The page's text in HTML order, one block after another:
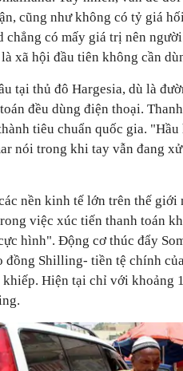
cũng như không có tỷ giá
chẳng có mấy giá trị nên
xã hội đầu tiên không cần
tại thủ đô Hargesia, dù là
đều dùng điện thoại.
tiêu chuẩn quốc gia. "Hầu
nói trong khi tay vẫn đang
nền kinh tế lớn trên thế giới
việc xúc tiến thanh toán
hình". Động cơ thúc đẩy
đồng Shilling- tiền tệ chính
Hiện tại chỉ với khoảng